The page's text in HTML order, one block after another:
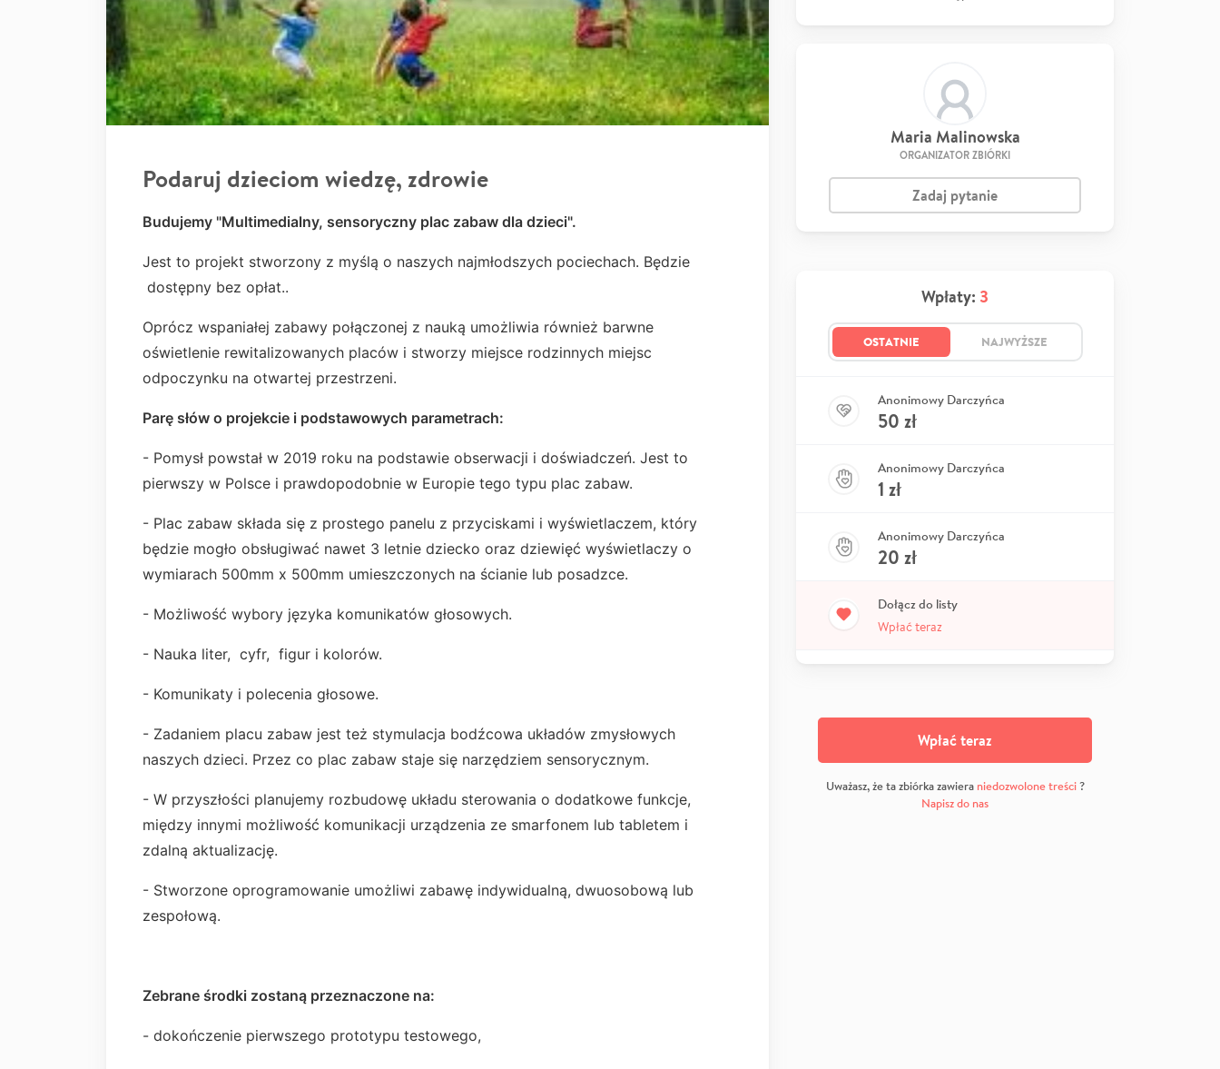
Podaruj dzieciom wiedzę, zdrowie
Budujemy "Multimedialny, sensoryczny plac zabaw dla dzieci".
Jest to projekt stworzony z myślą o naszych najmłodszych pociechach. Będzie
dostępny bez opłat..
Oprócz wspaniałej zabawy połączonej z nauką umożliwia również barwne
oświetlenie rewitalizowanych placów i stworzy miejsce rodzinnych miejsc
odpoczynku na otwartej przestrzeni.
Parę słów o projekcie i podstawowych parametrach:
- Pomysł powstał w 2019 roku na podstawie obserwacji i doświadczeń. Jest to
pierwszy w Polsce i prawdopodobnie w Europie tego typu plac zabaw.
- Plac zabaw składa się z prostego panelu z przyciskami i wyświetlaczem, który
będzie mogło obsługiwać nawet 3 letnie dziecko oraz dziewięć wyświetlaczy o
wymiarach 500mm x 500mm umieszczonych na ścianie lub posadzce.
- Możliwość wybory języka komunikatów głosowych.
- Nauka liter, cyfr, figur i kolorów.
- Komunikaty i polecenia głosowe.
- Zadaniem placu zabaw jest też stymulacja bodźcowa układów zmysłowych
naszych dzieci. Przez co plac zabaw staje się narzędziem sensorycznym.
- W przyszłości planujemy rozbudowę układu sterowania o dodatkowe funkcje,
między innymi możliwość komunikacji urządzenia ze smarfonem lub tabletem i
zdalną aktualizację.
- Stworzone oprogramowanie umożliwi zabawę indywidualną, dwuosobową lub
zespołową.
Zebrane środki zostaną przeznaczone na:
- dokończenie pierwszego prototypu testowego,
Maria Malinowska
ORGANIZATOR ZBIÓRKI
Zadaj pytanie
Wpłaty: 3
OSTATNIE NAJWYŻSZE
Anonimowy Darczyńca
50 zł
Anonimowy Darczyńca
1 zł
Anonimowy Darczyńca
20 zł
Dołącz do listy
Wpłać teraz
Wpłać teraz
Uważasz, że ta zbiórka zawiera niedozwolone treści?
Napisz do nas